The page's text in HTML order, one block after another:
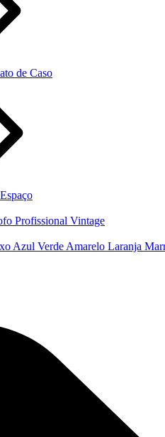
de Caso
Espaço
Profissional Vintage
Azul Verde Amarelo Laranja